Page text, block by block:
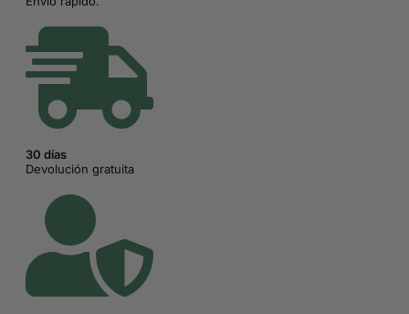
30 días
Devolución gratuita